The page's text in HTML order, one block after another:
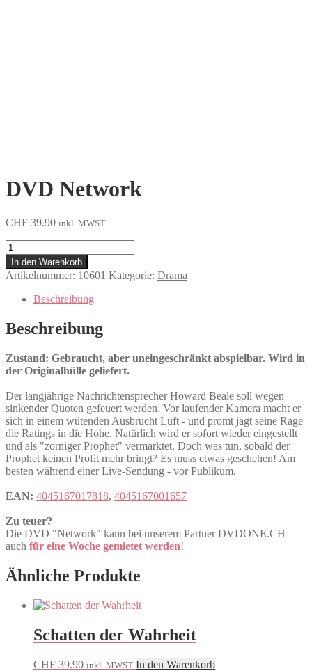
DVD Network
CHF 39.90 inkl. MWST
Network
Menge
In den Warenkorb
Artikelnummer: 10601 Kategorie: Drama
Beschreibung
Beschreibung
Zustand: Gebraucht, aber uneingeschränkt abspielbar. Wird in
der Originalhülle geliefert.
Der langjährige Nachrichtensprecher Howard Beale soll wegen
sinkender Quoten gefeuert werden. Vor laufender Kamera macht er
sich in einem wütenden Ausbrucht Luft - und promt jagt seine Rage
die Ratings in die Höhe. Natürlich wird er sofort wieder eingestellt
und als "zorniger Prophet" vermarktet. Doch was tun, sobald der
Prophet keinen Profit mehr bringt? Es muss etwas geschehen! Am
besten während einer Live-Sendung - vor Publikum.
EAN: 4045167017818, 4045167001657
Zu teuer?
Die DVD "Network" kann bei unserem Partner DVDONE.CH
auch für eine Woche gemietet werden!
Ähnliche Produkte
Schatten der Wahrheit
CHF 39.90 inkl. MWST In den Warenkorb